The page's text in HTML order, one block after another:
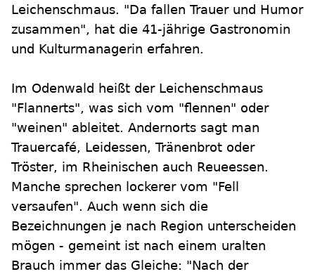
Leichenschmaus. "Da fallen Trauer und Humor
zusammen", hat die 41-jährige Gastronomin
und Kulturmanagerin erfahren.
Im Odenwald heißt der Leichenschmaus
"Flannerts", was sich vom "flennen" oder
"weinen" ableitet. Andernorts sagt man
Trauercafé, Leidessen, Tränenbrot oder
Tröster, im Rheinischen auch Reueessen.
Manche sprechen lockerer vom "Fell
versaufen". Auch wenn sich die
Bezeichnungen je nach Region unterscheiden
mögen - gemeint ist nach einem uralten
Brauch immer das Gleiche: "Nach der